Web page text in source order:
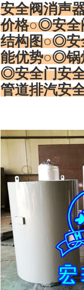
安全阀消声
价格○◎安
结构图○◎安
能优势○◎锅
◎安全门安
管道排汽安